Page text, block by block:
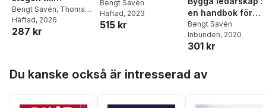
värdeskapande,
laganda och
effektivitet i
Bengt Savén, Thomas
Sabel
Häftad, 2026
287 kr
ledarskap med
ledarbidrag från
tuff omsorg
Bengt Savén
Häftad, 2023
515 kr
en handbok för
chefen och hela
ledningsgruppen
Bengt Savén
Inbunden, 2020
301 kr
Du kanske också är intresserad av